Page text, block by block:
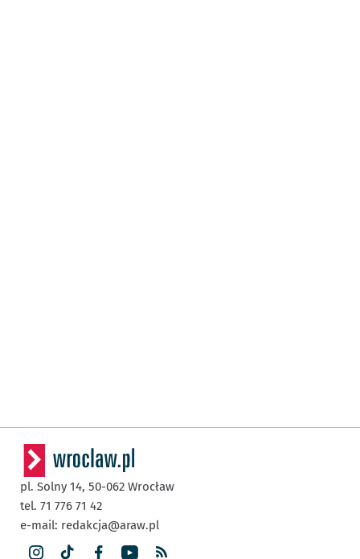
pl. Solny 14, 50-062 Wrocław
tel. 71 776 71 42
e-mail: redakcja@araw.pl